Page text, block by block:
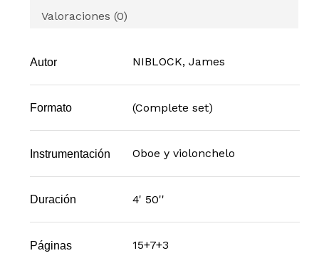
Valoraciones (0)
Autor NIBLOCK, James
Formato (Complete set)
Instrumentación Oboe y violonchelo
Duración 4' 50''
Páginas 15+7+3